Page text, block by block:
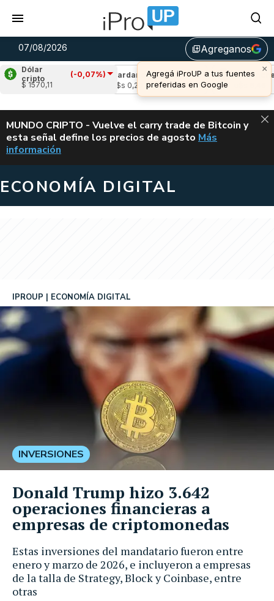
07/08/2026 library_addAgreganos
×
Agregá iProUP a tus fuentes
preferidas en Google
Dólar
cripto
(-0,07%)
$ 1570,11
(-1,28%)
Cardano (6,01%)
u$s 0,20
Avalanche
u$s 6,46
ALERTA
MUNDO CRIPTO - Vuelve el carry trade de Bitcoin y
esta señal define los precios de agosto VUELVE EL
Más
información
ECONOMÍA DIGITAL
Estas inversiones del mandatario fueron entre
enero y marzo de 2026, e incluyeron a empresas
de la talla de Strategy, Block y Coinbase, entre
otras
IPROUP ECONOMÍA DIGITAL
INVERSIONES
Donald Trump hizo 3.642
operaciones financieras a
empresas de criptomonedas